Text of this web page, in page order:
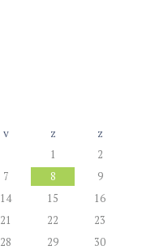
V Z Z
1
2
7 8
9
14 15
16
21 22
23
28 29
30